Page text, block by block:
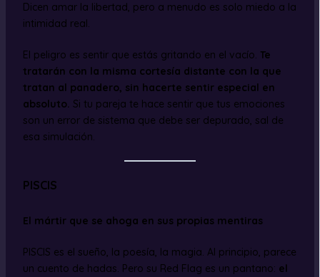
Dicen amar la libertad, pero a menudo es solo miedo a la
intimidad real.
El peligro es sentir que estás gritando en el vacío. Te
tratarán con la misma cortesía distante con la que
tratan al panadero, sin hacerte sentir especial en
absoluto. Si tu pareja te hace sentir que tus emociones
son un error de sistema que debe ser depurado, sal de
esa simulación.
PISCIS
El mártir que se ahoga en sus propias mentiras
PISCIS es el sueño, la poesía, la magia. Al principio, parece
un cuento de hadas. Pero su Red Flag es un pantano: el